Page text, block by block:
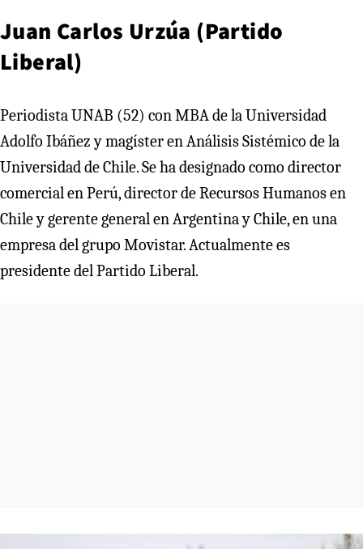
Juan Carlos Urzúa (Partido
Liberal)
Periodista UNAB (52) con MBA de la Universidad
Adolfo Ibáñez y magíster en Análisis Sistémico de la
Universidad de Chile. Se ha designado como director
comercial en Perú, director de Recursos Humanos en
Chile y gerente general en Argentina y Chile, en una
empresa del grupo Movistar. Actualmente es
presidente del Partido Liberal.